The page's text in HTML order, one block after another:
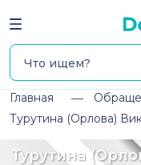
Главная
Турутина (Орлова)
Турутина